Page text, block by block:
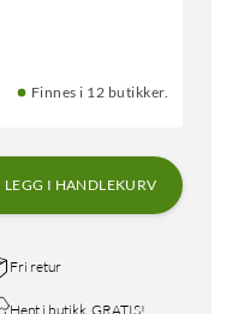
Finnes i 12 butikker.
LEGG I HANDLEKURV
Fri retur
Hent i butikk, GRATIS!